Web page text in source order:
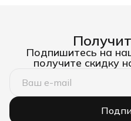
Подпишитесь на
получите скидку